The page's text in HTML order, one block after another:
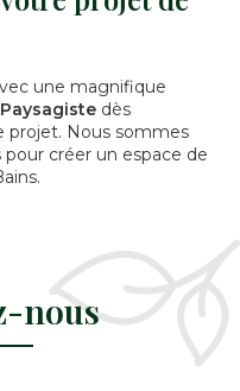
une magnifique
dès
projet. Nous sommes
créer un espace de
nous